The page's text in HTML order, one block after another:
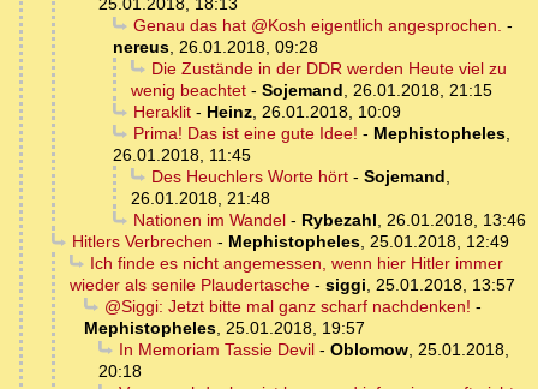
25.01.2018, 18:13
Genau das hat @Kosh eigentlich angesprochen. -
nereus, 26.01.2018, 09:28
Die Zustände in der DDR werden Heute viel zu
wenig beachtet - Sojemand, 26.01.2018, 21:15
Heraklit- Heinz, 26.01.2018, 10:09
Prima! Das ist eine gute Idee! - Mephistopheles,
26.01.2018, 11:45
Des Heuchlers Worte hört- Sojemand,
26.01.2018, 21:48
Nationen im Wandel- Rybezahl, 26.01.2018, 13:46
Hitlers Verbrechen - Mephistopheles, 25.01.2018, 12:49
Ich finde es nicht angemessen, wenn hier Hitler immer
wieder als senile Plaudertasche - siggi, 25.01.2018, 13:57
@Siggi: Jetzt bitte mal ganz scharf nachdenken! -
Mephistopheles, 25.01.2018, 19:57
In Memoriam Tassie Devil- Oblomow, 25.01.2018,
20:18